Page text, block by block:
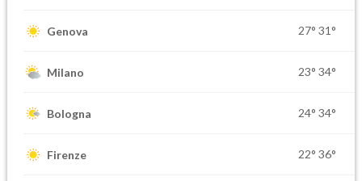
Genova 27° 31°
Milano 23° 34°
Bologna 24° 34°
Firenze 22° 36°